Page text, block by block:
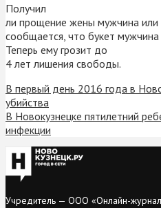
Получил
ли прощение жены мужчина или
сообщается, что букет
Теперь ему грозит до
4 лет лишения свободы.
В первый день 2016 года в
убийства
В Новокузнецке пятилетний
инфекции
Учредитель — ООО «Онлайн-